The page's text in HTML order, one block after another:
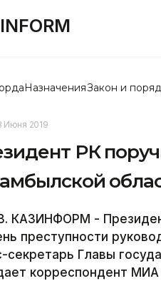
НазначенияЗакон и
Июня 2019
РК
КАЗИНФОРМ -
преступности
секретарь Главы
корреспондент МИА